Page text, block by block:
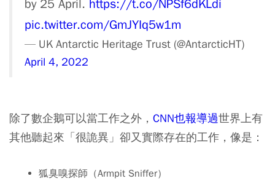
by 25 April. https://t.co/NPSf6dKLdi
pic.twitter.com/GmJYIq5w1m
— UK Antarctic Heritage Trust (@AntarcticHT)
April 4, 2022
除了數企鵝可以當工作之外， CNN也報導過世界上有
其他聽起來「很詭異」卻又實際存在的工作，像是：
狐臭嗅探師（Armpit Sniffer）